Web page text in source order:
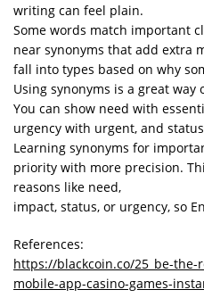
writing can feel plain.
Some words match important
near synonyms that add extra
fall into types based on why
Using synonyms is a great
You can show need with
urgency with urgent, and
Learning synonyms for
priority with more precision.
reasons like need,
impact, status, or urgency, so
References:
https://blackcoin.co/25_be-the-
mobile-app-casino-games-